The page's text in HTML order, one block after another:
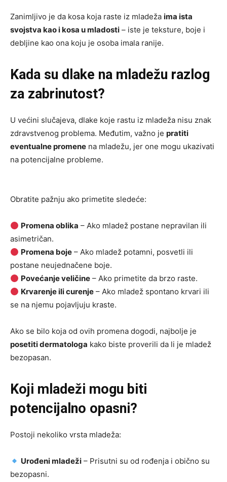
Zanimljivo je da kosa koja raste iz mladeža ima ista
svojstva kao i kosa u mladosti – iste je teksture, boje i
debljine kao ona koju je osoba imala ranije.
Kada su dlake na mladežu razlog
za zabrinutost?
U većini slučajeva, dlake koje rastu iz mladeža nisu znak
zdravstvenog problema. Međutim, važno je pratiti
eventualne promene na mladežu, jer one mogu ukazivati
na potencijalne probleme.
Obratite pažnju ako primetite sledeće:
Promena oblika – Ako mladež postane nepravilan ili
asimetričan.
Promena boje – Ako mladež potamni, posvetli ili
postane neujednačene boje.
Povećanje veličine – Ako primetite da brzo raste.
Krvarenje ili curenje – Ako mladež spontano krvari ili
se na njemu pojavljuju kraste.
Ako se bilo koja od ovih promena dogodi, najbolje je
posetiti dermatologa kako biste proverili da li je mladež
bezopasan.
Koji mladeži mogu biti
potencijalno opasni?
Postoji nekoliko vrsta mladeža:
Urođeni mladeži – Prisutni su od rođenja i obično su
bezopasni.